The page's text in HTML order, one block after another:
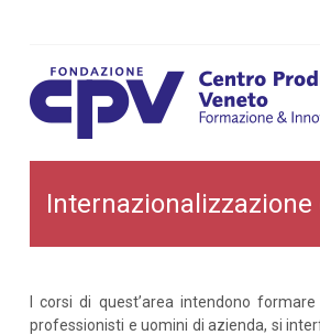
commercio estero
I corsi di quest’area intendono
professionisti e uomini di azienda, si